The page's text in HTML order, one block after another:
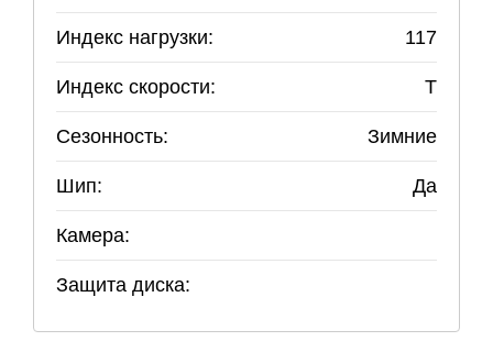
Индекс нагрузки: 117
Индекс скорости: T
Сезонность: Зимние
Шип: Да
Камера:
Защита диска: